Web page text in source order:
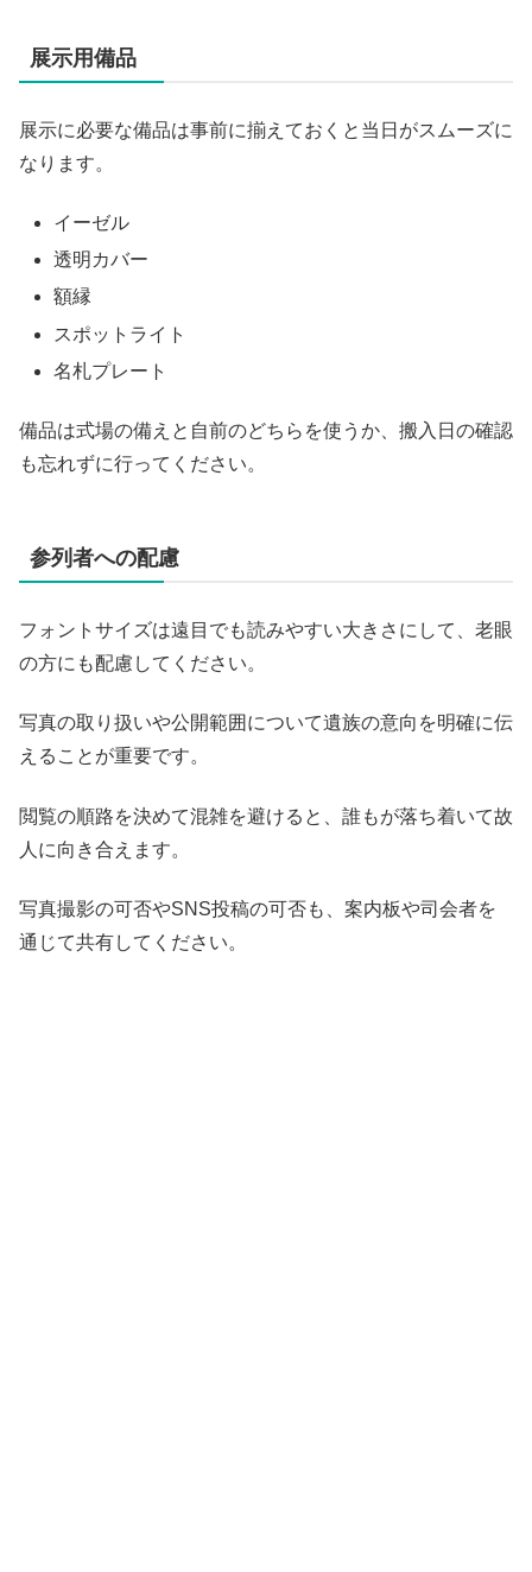
展示用備品
展示に必要な備品は事前に揃えておくと当日がスムーズに
なります。
イーゼル
透明カバー
額縁
スポットライト
名札プレート
備品は式場の備えと自前のどちらを使うか、搬入日の確認
も忘れずに行ってください。
参列者への配慮
フォントサイズは遠目でも読みやすい大きさにして、老眼
の方にも配慮してください。
写真の取り扱いや公開範囲について遺族の意向を明確に伝
えることが重要です。
閲覧の順路を決めて混雑を避けると、誰もが落ち着いて故
人に向き合えます。
写真撮影の可否やSNS投稿の可否も、案内板や司会者を
通じて共有してください。